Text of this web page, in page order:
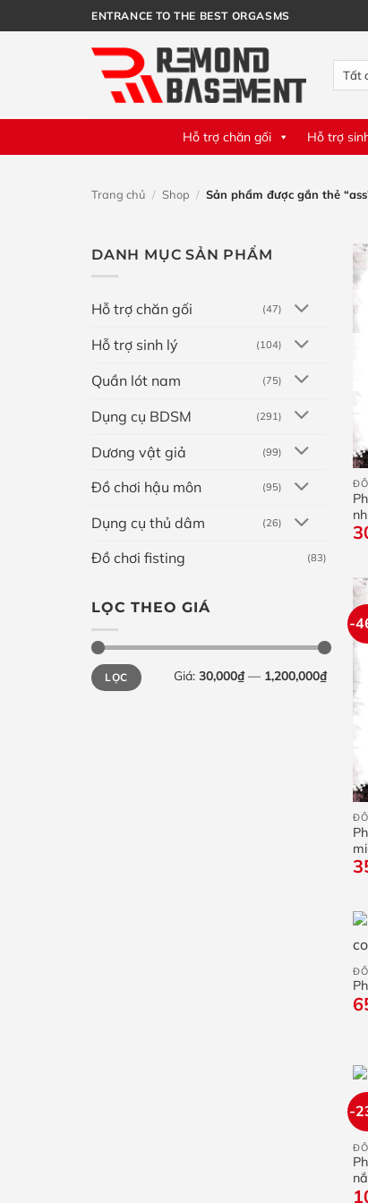
qua
ENTRANCE TO THE BEST ORGASMS
Hỗ trợ chăn gối Hỗ trợ
Trang chủ / Shop / Sản phẩm được gắn thẻ
DANH MỤC SẢN PHẨM
Hỗ trợ chăn gối (47)
Hỗ trợ sinh lý (104)
Quần lót nam (75)
Dụng cụ BDSM (291)
Dương vật giả (99)
Đồ chơi hậu môn (95)
Dụng cụ thủ dâm (26)
Đồ chơi fisting (83)
LỌC THEO GIÁ
Giá
tối
thiểu
Giá
tối
đa
LỌC Giá: 30,000₫— 1,200,000₫
-
-